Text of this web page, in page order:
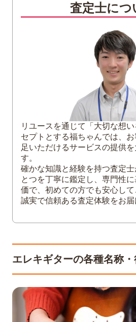
3
【ネック】エレキギター
【ネックの部位】ナット
【ネックの部位】フィ
【ネックの部位】フレ
【ネックの部位】ポジ
【ボディ】エレキギター
【ボディの部位】ピッ
【ボディの部位】ピッ
【ボディの部位】ブリ
【ボディの部位】ピッ
【ボディの部位】コン
【ボディの部位】ジャ
【ボディの部位】スト
5 まとめ
査定士につ
リユースを通じて「大切な想
セプトとする福ちゃんでは、
足いただけるサービスの提供
す。
確かな知識と経験を持つ査定
とつを丁寧に鑑定し、専門性
価で、初めての方でも安心し
誠実で信頼ある査定体験をお届
エレキギターの各種名称・